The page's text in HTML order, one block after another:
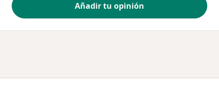
Añadir tu opinión